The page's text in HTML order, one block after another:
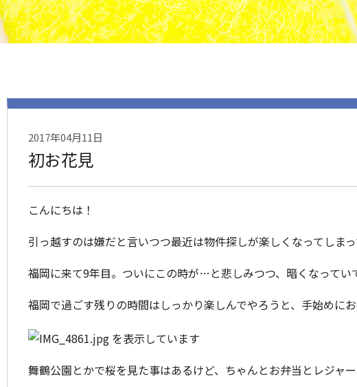
2017年04月11日
初お花見
こんにちは！
引っ越すのは嫌だと言いつつ最近は物件探しが楽しくなってしま
福岡に来て9年目。ついにこの時が…と悲しみつつ、暗くなってい
福岡で過ごす残りの時間はしっかり楽しんでやろうと、手始めにお
舞鶴公園とかで桜を見た事はあるけど、ちゃんとお弁当とレジャ